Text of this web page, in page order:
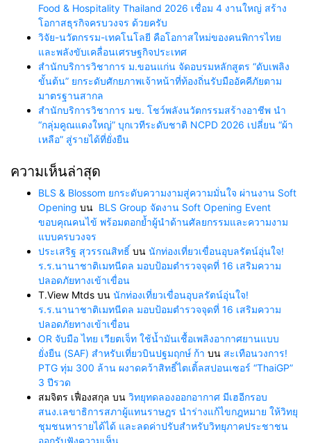
Food & Hospitality Thailand 2026 เชื่อม 4 งานใหญ่ สร้าง
โอกาสธุรกิจครบวงจร ด้วยครับ
วิจัย-นวัตกรรม-เทคโนโลยี คือโอกาสใหม่ของคนพิการไทย
และพลังขับเคลื่อนเศรษฐกิจประเทศ
สำนักบริการวิชาการ ม.ขอนแก่น จัดอบรมหลักสูตร “ดับเพลิง
ขั้นต้น” ยกระดับศักยภาพเจ้าหน้าที่ท้องถิ่นรับมืออัคคีภัยตาม
มาตรฐานสากล
สำนักบริการวิชาการ มข. โชว์พลังนวัตกรรมสร้างอาชีพ นำ
“กลุ่มคูณแดงใหญ่” บุกเวทีระดับชาติ NCPD 2026 เปลี่ยน “ผ้า
เหลือ” สู่รายได้ที่ยั่งยืน
ความเห็นล่าสุด
BLS & Blossom ยกระดับความงามสู่ความมั่นใจ ผ่านงาน Soft
Opening บน BLS Group จัดงาน Soft Opening Event
ขอบคุณคนไข้ พร้อมตอกย้ำผู้นำด้านศัลยกรรมและความงาม
แบบครบวงจร
ประเสริฐ สุวรรณสิทธิ์ บน นักท่องเที่ยวเขื่อนอุบลรัตน์อุ่นใจ!
ร.ร.นานาชาติเมทนีดล มอบป้อมตำรวจจุดที่ 16 เสริมความ
ปลอดภัยทางเข้าเขื่อน
T.View Mtds บน นักท่องเที่ยวเขื่อนอุบลรัตน์อุ่นใจ!
ร.ร.นานาชาติเมทนีดล มอบป้อมตำรวจจุดที่ 16 เสริมความ
ปลอดภัยทางเข้าเขื่อน
OR จับมือ ไทย เวียตเจ็ท ใช้น้ำมันเชื้อเพลิงอากาศยานแบบ
ยั่งยืน (SAF) สำหรับเที่ยวบินปฐมฤกษ์ ก้า บน สะเทือนวงการ!
PTG ทุ่ม 300 ล้าน ผงาดคว้าสิทธิ์ไตเติ้ลสปอนเซอร์ “ThaiGP”
3 ปีรวด
สมจิตร เฟื่องสกุล บน วิทยุทดลองออกอากาศ มีเฮอีกรอบ
สนง.เลขาธิการสภาผู้แทนราษฎร นำร่างแก้ไขกฎหมาย ให้วิทยุ
ชุมชนหารายได้ได้ และลดค่าปรับสำหรับวิทยุภาคประชาชน
ออกรับฟังความเห็น